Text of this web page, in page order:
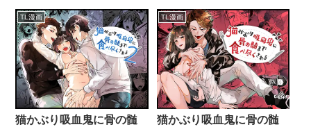
TL漫画
猫かぶり吸血鬼に骨の髄
TL漫画
猫かぶり吸血鬼に骨の髄